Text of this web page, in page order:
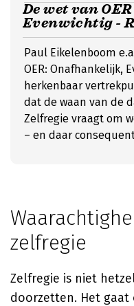
De wet van
Evenwichtig -
Paul Eikelenboom
OER: Onafhankelijk,
herkenbaar
dat de waan van de
Zelfregie vraagt om
– en daar
zelfregie
Zelfregie is niet
doorzetten. Het